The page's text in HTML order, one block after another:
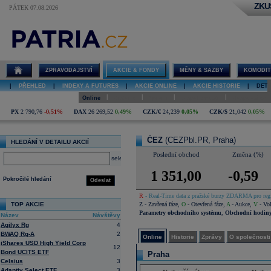
PÁTEK 07.08.2026
ČEZ online
ZPRAVODAJSTVÍ AKCIE & FONDY MĚNY & SAZBY
PŘEHLED INDEXY A FUTURES AKCIE ONLINE AKCIE HISTORIE
Online
PX 2 790,76 -0,51% DAX 26 269,52 0,49% CZK/€ 24,239 0,05% CZK/$ 21,042 0,05%
HLEDÁNÍ V DETAILU AKCIÍ
select
Odeslat
Pokročilé hledání
TOP AKCIE
Název
Návštěvy
Agilyx Rg
4
BWAQ Rg-A
2
iShares USD High Yield Corp
Bond UCITS ETF
12
Celsius
3
ČEZ (CEZPbl.PR, Praha)
Poslední obchod Změna (%)
1 351,00 -0,59
R - Real-Time data z pražské burzy ZDARMA pro
Z - Zavřená fáze O - Otevřená fáze A - Aukce V -
Parametry obchodního systému
Obchodní
Online Historie Zprávy O společnosti
Praha